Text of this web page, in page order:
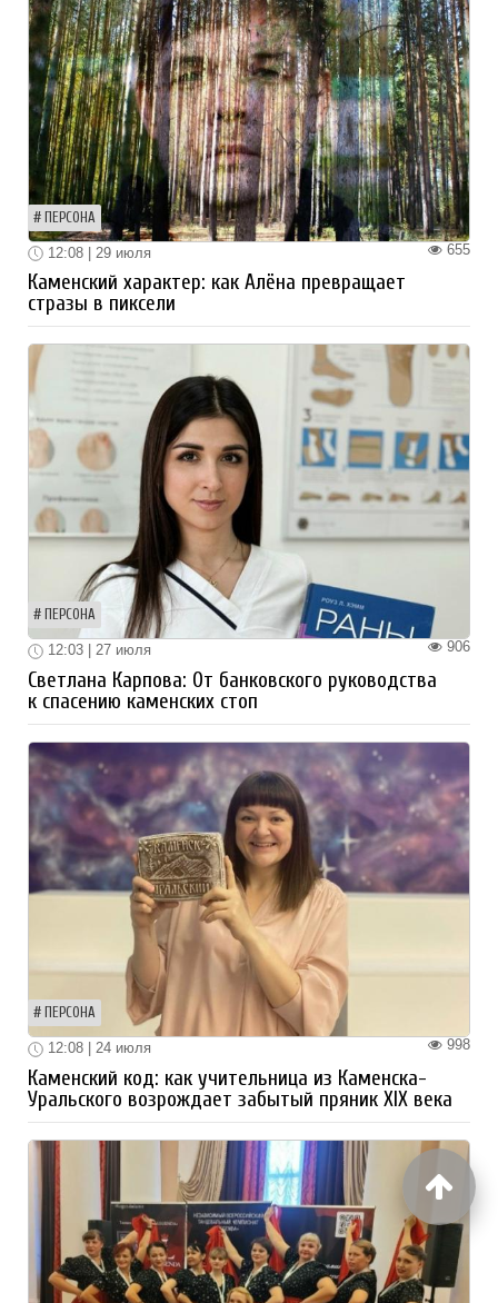
ПЕРСОНА
655
12:08 | 29 июля
Каменский характер: как Алёна превращает
стразы в пиксели
ПЕРСОНА
906
12:03 | 27 июля
Светлана Карпова: От банковского руководства
к спасению каменских стоп
ПЕРСОНА
998
12:08 | 24 июля
Каменский код: как учительница из Каменска-
Уральского возрождает забытый пряник XIX века